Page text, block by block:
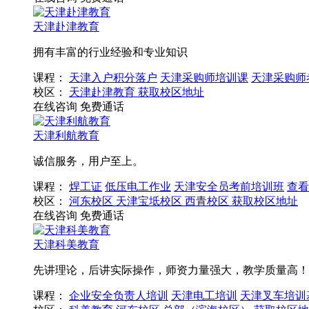
天津赴津教育
拥有丰富的行业经验和专业知识
课程： 天津入户积分落户 天津采购师培训课 天津采购
校区：
天津赴津教育 获取校区地址
在线咨询 免费通话
天津利航教育
诚信服务，用户至上。
课程： 焊工证 低压电工作业 天津安全员考前培训班 查
校区：
河东校区 天津宝坻校区 西青校区 获取校区地址
在线咨询 免费通话
天津科美教育
先讲理论，后讲实际操作，师资力量强大，教学质量高！
课程： 企业安全负责人培训 天津电工培训 天津叉车培训